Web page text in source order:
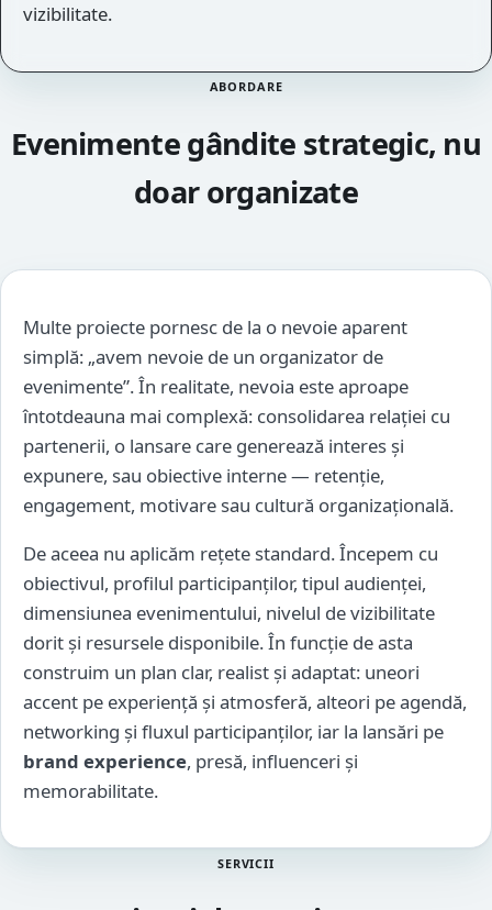
vizibilitate.
ABORDARE
Evenimente gândite strategic, nu
doar organizate
Multe proiecte pornesc de la o nevoie aparent
simplă: „avem nevoie de un organizator de
evenimente”. În realitate, nevoia este aproape
întotdeauna mai complexă: consolidarea relației cu
partenerii, o lansare care generează interes și
expunere, sau obiective interne — retenție,
engagement, motivare sau cultură organizațională.
De aceea nu aplicăm rețete standard. Începem cu
obiectivul, profilul participanților, tipul audienței,
dimensiunea evenimentului, nivelul de vizibilitate
dorit și resursele disponibile. În funcție de asta
construim un plan clar, realist și adaptat: uneori
accent pe experiență și atmosferă, alteori pe agendă,
networking și fluxul participanților, iar la lansări pe
brand experience, presă, influenceri și
memorabilitate.
SERVICII